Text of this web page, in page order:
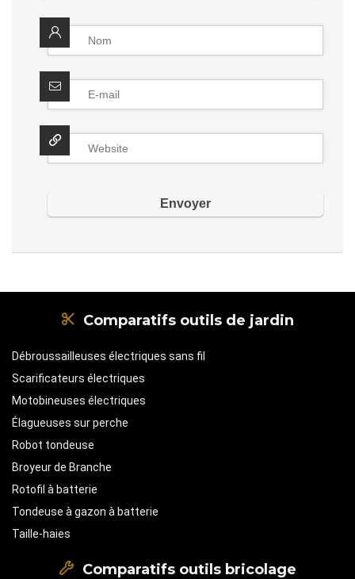
Comparatifs outils de jardin
Débroussailleuses électriques sans fil
Scarificateurs électriques
Motobineuses électriques
Élagueuses sur perche
Robot tondeuse
Broyeur de Branche
Rotofil à batterie
Tondeuse à gazon à batterie
Taille-haies
Comparatifs outils bricolage